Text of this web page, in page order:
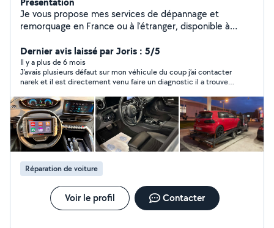
Je vous propose mes services de dépannage et
remorquage en France ou à l'étranger, disponible à
gratuitement vos véhicules accidenter ou en panne. Je
peux aussi vous proposer mes services de diagnostic
auto et recherche de panne sur n'importe quel véhicule,
supprimé les défaut, faire la réinitialisation de la révision
(vidange, freinage) N'hésitez pas
Dernier avis laissé par Joris : 5/5
Il y a plus de 6 mois
J’avais plusieurs défaut sur mon véhicule du coup j’ai contacter
narek et il est directement venu faire un diagnostic il a trouver
revenu donc je vous le conseil en plus de ça le prix était
abordable
Réparation de voiture
Voir le profil Contacter